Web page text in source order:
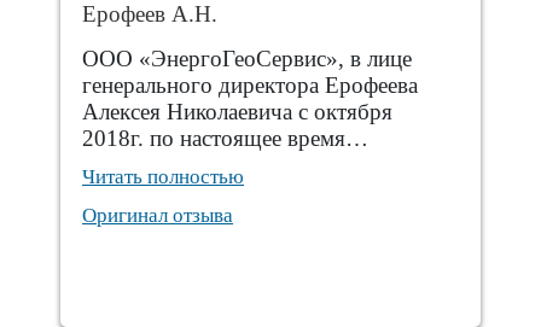
Ерофеев А.Н.
ООО «ЭнергоГеоСервис», в лице
генерального директора Ерофеева
Алексея Николаевича с октября
2018г. по настоящее время…
Читать полностью
Оригинал отзыва